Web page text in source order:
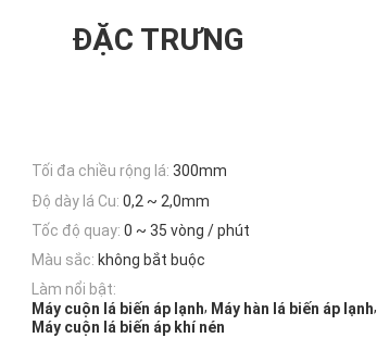
ĐẶC TRƯNG
Tối đa chiều rộng lá: 300mm
Độ dày lá Cu: 0,2 ~ 2,0mm
Tốc độ quay: 0 ~ 35 vòng / phút
Màu sắc: không bắt buộc
Làm nổi bật:
Máy cuộn lá biến áp lạnh, Máy hàn lá biến áp lạnh,
Máy cuộn lá biến áp khí nén